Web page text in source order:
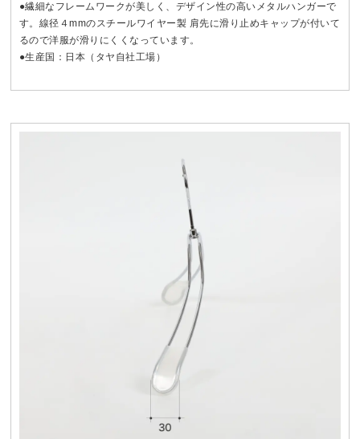
●繊細なフレームワークが美しく、デザイン性の高いメタルハンガーで
す。線径４mmのスチールワイヤー製 肩先に滑り止めキャップが付いて
るので洋服が滑りにくくなっています。
●生産国：日本（タヤ自社工場）